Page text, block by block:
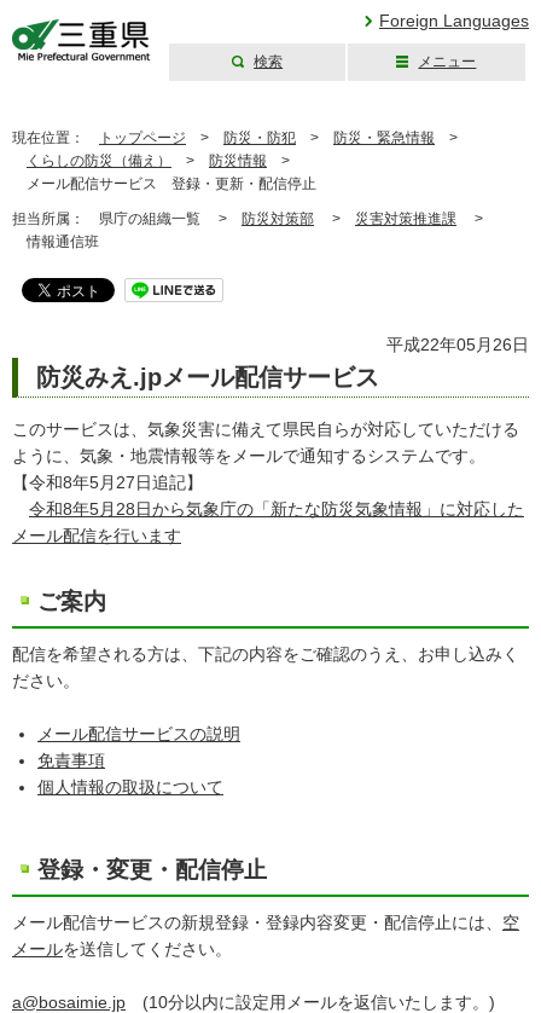
Foreign Languages
検索 メニュー
現在位置： トップページ > 防災・防犯 > 防災・緊急情報 >
くらしの防災（備え）
> 防災情報 >
メール配信サービス 登録・更新・配信停止
担当所属： 県庁の組織一覧 > 防災対策部 > 災害対策推進課 >
情報通信班
平成22年05月26日
防災みえ.jpメール配信サービス
このサービスは、気象災害に備えて県民自らが対応していただける
ように、気象・地震情報等をメールで通知するシステムです。
【令和8年5月27日追記】
令和8年5月28日から気象庁の「新たな防災気象情報」に対応した
メール配信を行います
ご案内
配信を希望される方は、下記の内容をご確認のうえ、お申し込みく
ださい。
メール配信サービスの説明
免責事項
個人情報の取扱について
登録・変更・配信停止
メール配信サービスの新規登録・登録内容変更・配信停止には、 空
メールを送信してください。
a@bosaimie.jp (10分以内に設定用メールを返信いたします。)